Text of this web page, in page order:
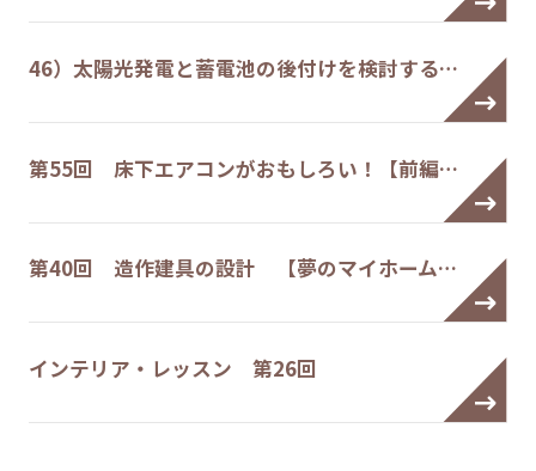
46）太陽光発電と蓄電池の後付けを検討する…
第55回 床下エアコンがおもしろい！【前編…
第40回 造作建具の設計 【夢のマイホーム…
インテリア・レッスン 第26回